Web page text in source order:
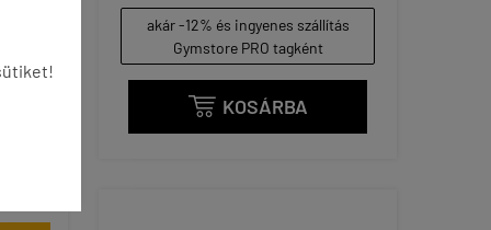
akár -12% és ingyenes szállítás
Gymstore PRO tagként
 KOSÁRBA